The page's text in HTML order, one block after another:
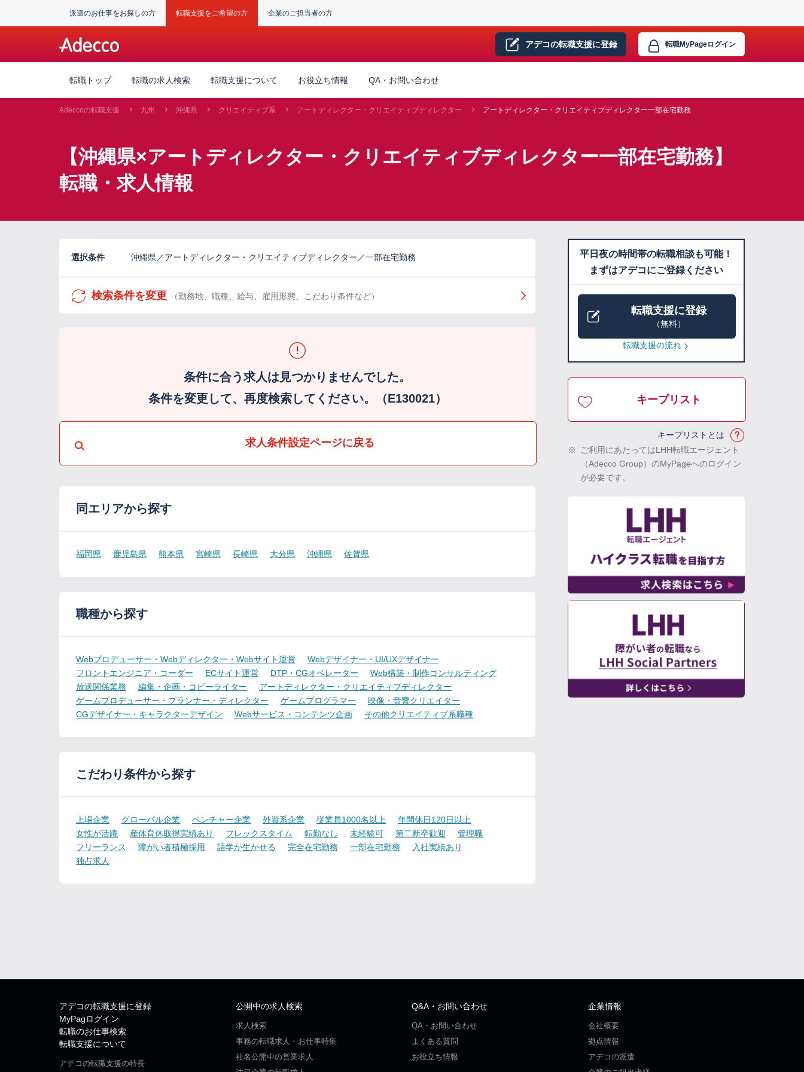
派遣のお仕事をお探しの方 転職支援をご希望の方 企業のご担当者の方
アデコの転職支援に登録 転職MyPageログイン
転職トップ 転職の求人検索 転職支援について お役立ち情報 QA・お問い合わせ
Adeccoの転職支援 九州 沖縄県 クリエイティブ系 アートディレクター・クリエイティブディレクター アートディレクター・クリエイティブディレクター一部在宅勤務
【沖縄県×アートディレクター・クリエイティブディレクター一部在宅勤務】
転職・求人情報
選択条件 沖縄県／アートディレクター・クリエイティブディレクター／一部在宅勤務
検索条件を変更 （勤務地、職種、給与、雇用形態、こだわり条件など）
条件に合う求人は見つかりませんでした。
条件を変更して、再度検索してください。（E130021）
求人条件設定ページに戻る
同エリアから探す
福岡県 鹿児島県 熊本県 宮崎県 長崎県 大分県 沖縄県 佐賀県
職種から探す
Webプロデューサー・Webディレクター・Webサイト運営
Webデザイナー・UI/UXデザイナー
フロントエンジニア・コーダー
ECサイト運営 DTP・CGオペレーター
Web構築・制作コンサルティング
放送関係業務
編集・企画・コピーライター
アートディレクター・クリエイティブディレクター
ゲームプロデューサー・プランナー・ディレクター
ゲームプログラマー
映像・音響クリエイター
CGデザイナー・キャラクターデザイン
Webサービス・コンテンツ企画 その他クリエイティブ系職種
こだわり条件から探す
上場企業 グローバル企業 ベンチャー企業 外資系企業 従業員1000名以上
年間休日120日以上
女性が活躍
産休育休取得実績あり フレックスタイム 転勤なし 未経験可 第二新卒歓迎
管理職
フリーランス
障がい者積極採用 語学が生かせる 完全在宅勤務 一部在宅勤務
入社実績あり
独占求人
平日夜の時間帯の転職相談も可能！
まずはアデコにご登録ください
転職支援に登録
（無料）
転職支援の流れ
キープリスト
キープリストとは
※
ご利用にあたってはLHH転職エージェント
（Adecco Group）のMyPageへのログイン
が必要です。
アデコの転職支援に登録
MyPagログイン
転職のお仕事検索
転職支援について
アデコの転職支援の特長
公開中の求人検索
求人検索
事務の転職求人・お仕事特集
社名公開中の営業求人
Q&A・お問い合わせ
QA・お問い合わせ
よくある質問
お役立ち情報
企業情報
会社概要
拠点情報
アデコの派遣